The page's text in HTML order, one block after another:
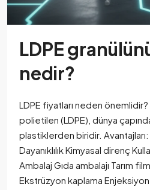
LDPE
nedir?
LDPE fiyatları neden
polietilen (LDPE), dünya
plastiklerden biridir.
Dayanıklılık Kimyasal direnç
Ambalaj Gıda ambalajı Tarım
Ekstrüzyon kaplama Enjeksiyon